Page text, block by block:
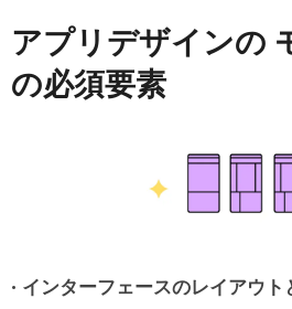
アプリデザインの
の必須要素
インターフェースのレイアウト